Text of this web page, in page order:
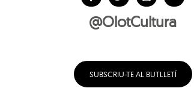
@OlotCultura
SUBSCRIU-TE AL BUTLLETÍ